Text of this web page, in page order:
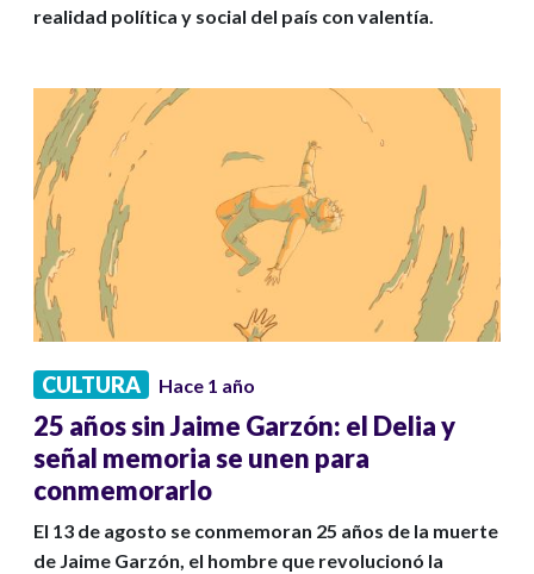
realidad política y social del país con valentía.
CULTURA Hace 1 año
25 años sin Jaime Garzón: el Delia y
señal memoria se unen para
conmemorarlo
El 13 de agosto se conmemoran 25 años de la muerte
de Jaime Garzón, el hombre que revolucionó la